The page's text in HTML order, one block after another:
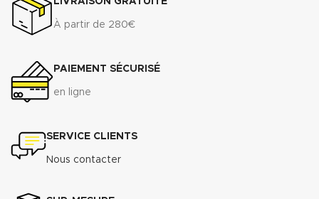
À partir de 280€
PAIEMENT SÉCURISÉ
en ligne
SERVICE CLIENTS
Nous contacter